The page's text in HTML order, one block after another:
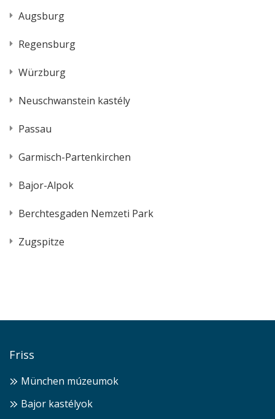
Augsburg
Regensburg
Würzburg
Neuschwanstein kastély
Passau
Garmisch-Partenkirchen
Bajor-Alpok
Berchtesgaden Nemzeti Park
Zugspitze
Friss
München múzeumok
Bajor kastélyok